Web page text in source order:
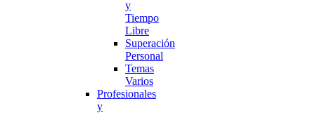
y
Tiempo
Libre
Superación
Personal
Temas
Varios
Profesionales
y